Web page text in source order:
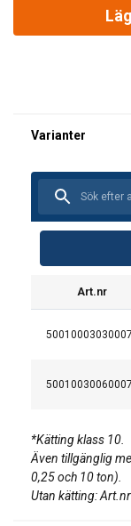
Art.nr
*Kätting klass 10.
Även tillgänglig
0,25 och 10 ton).
Utan kätting:
UTGÅENDE